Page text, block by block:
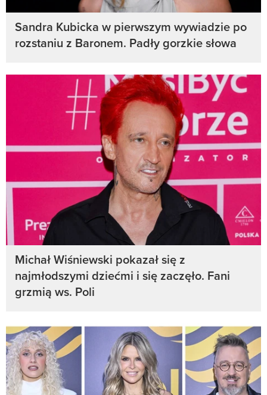
Sandra Kubicka w pierwszym wywiadzie po
rozstaniu z Baronem. Padły gorzkie słowa
Michał Wiśniewski pokazał się z
najmłodszymi dziećmi i się zaczęło. Fani
grzmią ws. Poli